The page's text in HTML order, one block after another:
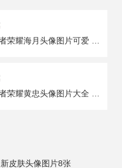
皮肤头像图片8张